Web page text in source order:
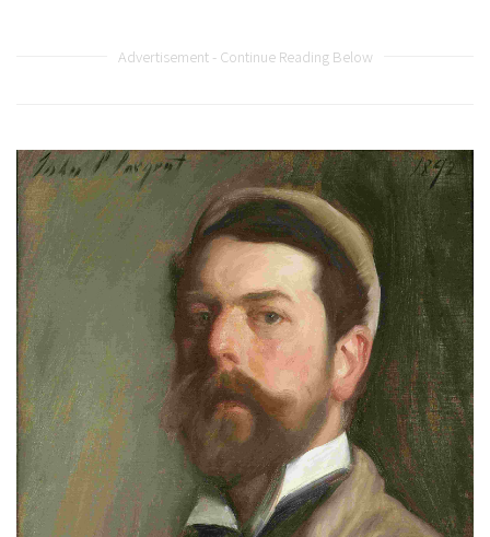
Advertisement - Continue Reading Below